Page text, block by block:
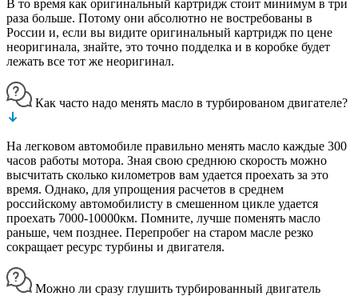
В то время как оригинальный картридж стоит минимум в три
раза больше. Потому они абсолютно не востребованы в
России и, если вы видите оригинальный картридж по цене
неоригинала, знайте, это точно подделка и в коробке будет
лежать все тот же неоригинал.
Как часто надо менять масло в турбированом двигателе?
На легковом автомобиле правильно менять масло каждые 300
часов работы мотора. Зная свою среднюю скорость можно
высчитать сколько километров вам удается проехать за это
время. Однако, для упрощения расчетов в среднем
российскому автомобилисту в смешенном цикле удается
проехать 7000-10000км. Помните, лучше поменять масло
раньше, чем позднее. Перепробег на старом масле резко
сокращает ресурс турбины и двигателя.
Можно ли сразу глушить турбированный двигатель